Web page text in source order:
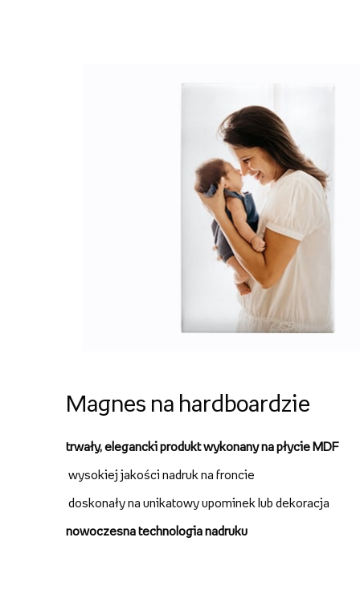
Magnes na hardboardzie
trwały,elegancki produkt wykonany na płycie MDF
wysokiej jakości nadruk na froncie
doskonały na unikatowy upominek lub dekoracja
nowoczesna technologia nadruku